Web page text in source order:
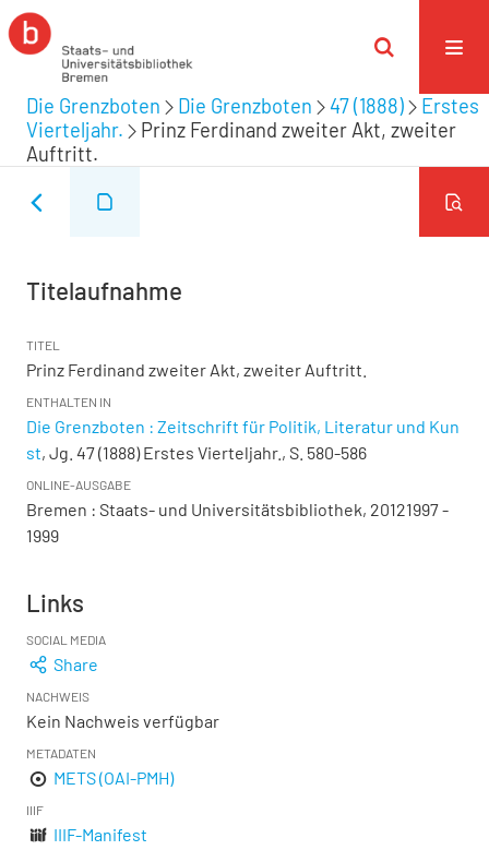
Die Grenzboten Die Grenzboten 47 (1888)
Erstes
Vierteljahr.
Prinz Ferdinand zweiter Akt, zweiter
Auftritt.
Titelaufnahme
TITEL
Prinz Ferdinand zweiter Akt, zweiter Auftritt.
ENTHALTEN IN
Die Grenzboten : Zeitschrift für Politik, Literatur und Kun
st, Jg. 47 (1888) Erstes Vierteljahr., S. 580-586
ONLINE-AUSGABE
Bremen : Staats- und Universitätsbibliothek, 20121997 -
1999
Links
SOCIAL MEDIA
Share
NACHWEIS
Kein Nachweis verfügbar
METADATEN
METS (OAI-PMH)
IIIF
IIIF-Manifest